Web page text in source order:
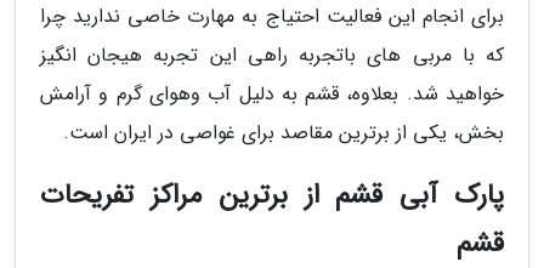
برای انجام این فعالیت احتیاج به مهارت خاصی ندارید چرا
که با مربی های باتجربه راهی این تجربه هیجان انگیز
خواهید شد. بعلاوه، قشم به دلیل آب وهوای گرم و آرامش
بخش، یکی از برترین مقاصد برای غواصی در ایران است.
پارک آبی قشم از برترین مراکز تفریحات
قشم